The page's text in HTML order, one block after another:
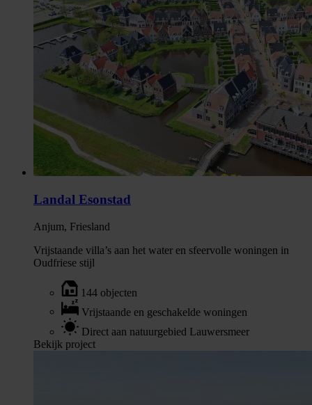
Landal Esonstad
Anjum, Friesland
Vrijstaande villa’s aan het water en sfeervolle woningen in
Oudfriese stijl
144 objecten
Vrijstaande en geschakelde woningen
Direct aan natuurgebied Lauwersmeer
Bekijk project